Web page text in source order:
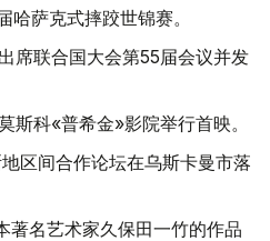
萨克式摔跤世锦赛。
席联合国大会第55届会议并发
科«普希金»影院举行首映。
区间合作论坛在乌斯卡曼市落
著名艺术家久保田一竹的作品